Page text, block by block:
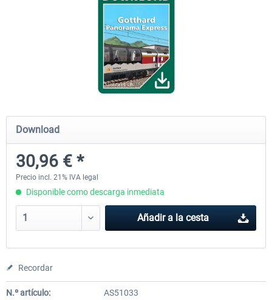
Koeblitzer Mountain Route 3 reloaded
30,45 € *
VirtualTracks - Ringbahn
Download
30,96 € *
Precio incl. 21% IVA legal
Disponible como descarga inmediata
Añadir a la cesta
Recordar
N.º artículo:
AS51033